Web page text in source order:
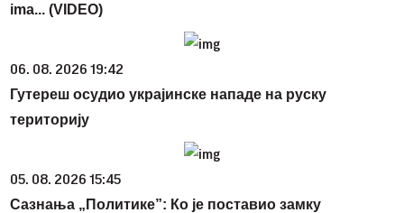
ima... (VIDEO)
06. 08. 2026 19:42
Гутереш осудио украјинске нападе на руску
територију
05. 08. 2026 15:45
Сазнања „Политике”: Ко је поставио замку